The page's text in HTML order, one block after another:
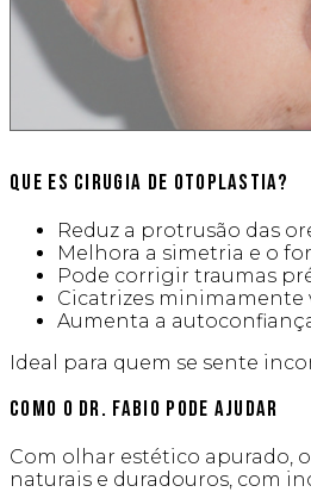
Que es cirugia de Otoplastia?
Reduz a protrusão das
Melhora a simetria e o
Pode corrigir traumas
Cicatrizes minimamente
Aumenta a
Ideal para quem se sente
Como o Dr. Fabio Pode Ajudar
Com olhar estético apurado,
naturais e duradouros, com